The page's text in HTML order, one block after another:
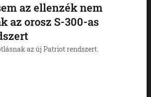
az ellenzék nem
az orosz S-300-as
az új Patriot rendszert.